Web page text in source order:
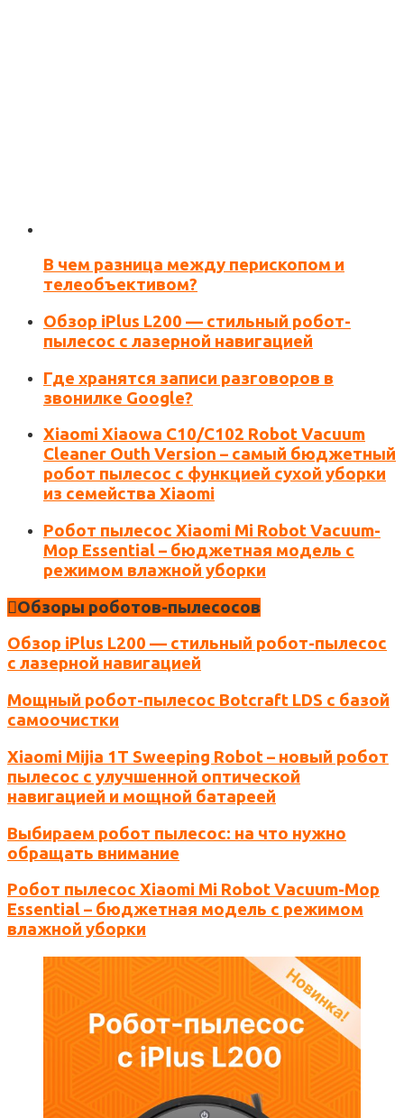
Сохранить моё имя, email и адрес сайта в этом
браузере для последующих моих комментариев.
В чем разница между перископом и
телеобъективом?
Обзор iPlus L200 — стильный робот-
пылесос с лазерной навигацией
Где хранятся записи разговоров в
звонилке Google?
Xiaomi Xiaowa C10/C102 Robot Vacuum
Cleaner Outh Version – самый бюджетный
робот пылесос с функцией сухой уборки
из семейства Xiaomi
Робот пылесос Xiaomi Mi Robot Vacuum-
Mop Essential – бюджетная модель с
режимом влажной уборки
Обзоры роботов-пылесосов
Обзор iPlus L200 — стильный робот-пылесос
с лазерной навигацией
Мощный робот-пылесос Botcraft LDS с базой
самоочистки
Xiaomi Mijia 1T Sweeping Robot – новый робот
пылесос с улучшенной оптической
навигацией и мощной батареей
Выбираем робот пылесос: на что нужно
обращать внимание
Робот пылесос Xiaomi Mi Robot Vacuum-Mop
Essential – бюджетная модель с режимом
влажной уборки